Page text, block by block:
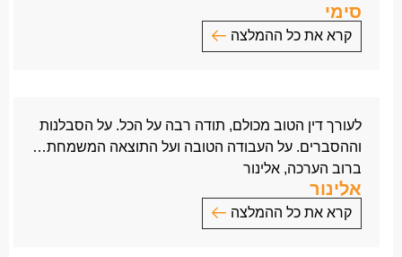
סימי
קרא את כל ההמלצה
שלכם, על החריצות, הארגון וההשקעה המקצועית.
בזכות חריצותכם והאופן בו אתם עובדים שנתון להערצה
והערכה
רבה, השגתם תוצאות מדהימות.
יש להדגיש שהתיק הגיע מעו”ד אחר,
לעורך דין הטוב מכולם, תודה רבה על הכל. על הסבלנות
וההסברים. על העבודה הטובה ועל התוצאה המשמחת…
ברוב הערכה, אלינור
אלינור
קרא את כל ההמלצה